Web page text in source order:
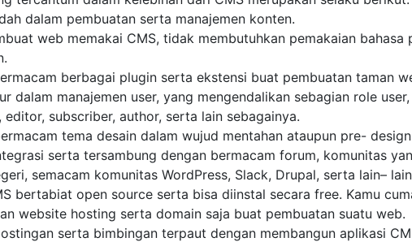
dalam pembuatan serta manajemen konten.
web memakai CMS, tidak membutuhkan pemakaian bahasa
berbagai plugin serta ekstensi buat pembuatan taman
dalam manajemen user, yang mengendalikan sebagian role
subscriber, author, serta lain sebagainya.
tema desain dalam wujud mentahan ataupun pre-
serta tersambung dengan bermacam forum, komunitas
semacam komunitas WordPress, Slack, Drupal, serta lain–
bertabiat open source serta bisa diinstal secara free. Kamu
website hosting serta domain saja buat pembuatan suatu web.
serta bimbingan terpaut dengan membangun aplikasi